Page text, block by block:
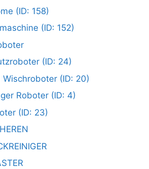
(ID: 158)
(ID: 152)
(ID: 24)
Wischroboter (ID: 20)
Roboter (ID: 4)
(ID: 23)